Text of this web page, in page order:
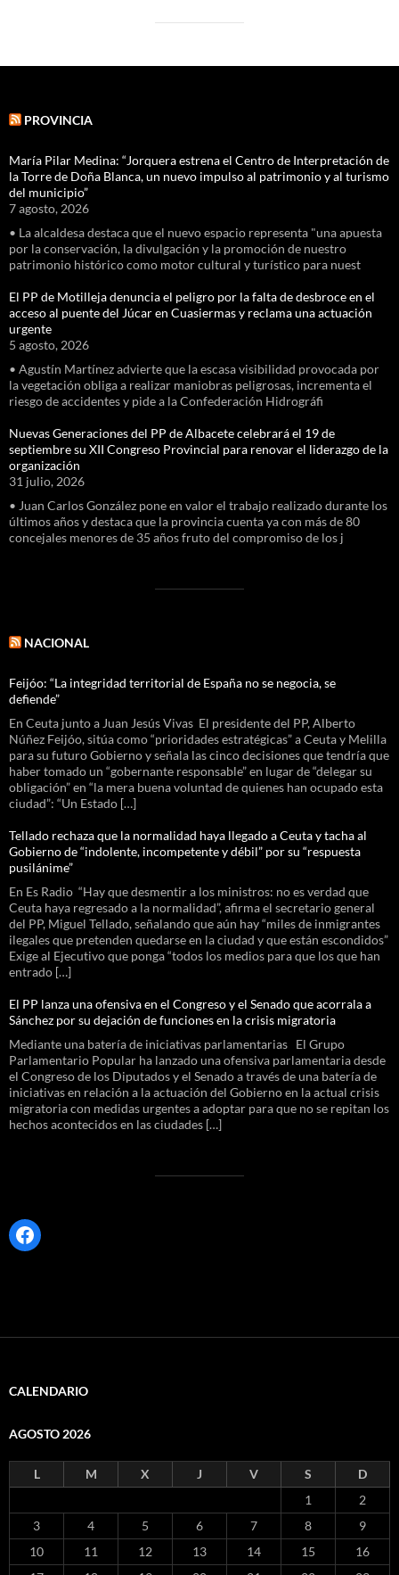
PROVINCIA
María Pilar Medina: “Jorquera estrena el Centro de Interpretación de
la Torre de Doña Blanca, un nuevo impulso al patrimonio y al turismo
del municipio”
7 agosto, 2026
• La alcaldesa destaca que el nuevo espacio representa "una apuesta
por la conservación, la divulgación y la promoción de nuestro
patrimonio histórico como motor cultural y turístico para nuest
El PP de Motilleja denuncia el peligro por la falta de desbroce en el
acceso al puente del Júcar en Cuasiermas y reclama una actuación
urgente
5 agosto, 2026
• Agustín Martínez advierte que la escasa visibilidad provocada por
la vegetación obliga a realizar maniobras peligrosas, incrementa el
riesgo de accidentes y pide a la Confederación Hidrográfi
Nuevas Generaciones del PP de Albacete celebrará el 19 de
septiembre su XII Congreso Provincial para renovar el liderazgo de la
organización
31 julio, 2026
• Juan Carlos González pone en valor el trabajo realizado durante los
últimos años y destaca que la provincia cuenta ya con más de 80
concejales menores de 35 años fruto del compromiso de los j
NACIONAL
Feijóo: “La integridad territorial de España no se negocia, se
defiende”
En Ceuta junto a Juan Jesús Vivas El presidente del PP, Alberto
Núñez Feijóo, sitúa como “prioridades estratégicas” a Ceuta y Melilla
para su futuro Gobierno y señala las cinco decisiones que tendría que
haber tomado un “gobernante responsable” en lugar de “delegar su
obligación” en “la mera buena voluntad de quienes han ocupado esta
ciudad”: “Un Estado […]
Tellado rechaza que la normalidad haya llegado a Ceuta y tacha al
Gobierno de “indolente, incompetente y débil” por su “respuesta
pusilánime”
En Es Radio “Hay que desmentir a los ministros: no es verdad que
Ceuta haya regresado a la normalidad”, afirma el secretario general
del PP, Miguel Tellado, señalando que aún hay “miles de inmigrantes
ilegales que pretenden quedarse en la ciudad y que están escondidos”
Exige al Ejecutivo que ponga “todos los medios para que los que han
entrado […]
El PP lanza una ofensiva en el Congreso y el Senado que acorrala a
Sánchez por su dejación de funciones en la crisis migratoria
Mediante una batería de iniciativas parlamentarias El Grupo
Parlamentario Popular ha lanzado una ofensiva parlamentaria desde
el Congreso de los Diputados y el Senado a través de una batería de
iniciativas en relación a la actuación del Gobierno en la actual crisis
migratoria con medidas urgentes a adoptar para que no se repitan los
hechos acontecidos en las ciudades […]
Facebook
CALENDARIO
AGOSTO 2026
L M X J V S
D
1
2
3
4 5 6 7 8
9
10
11 12 13 14 15
16